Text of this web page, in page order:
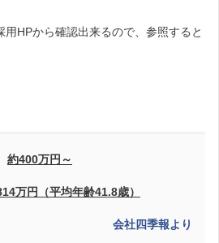
HPから確認出来るので、参照すると
約400万円～
万円（平均年齢41.8歳）
会社四季報より